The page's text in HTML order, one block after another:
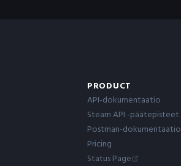
PRODUCT
API-dokumentaatio
Steam API -päätepisteet
Postman-dokumentaatio
Pricing
Status Page